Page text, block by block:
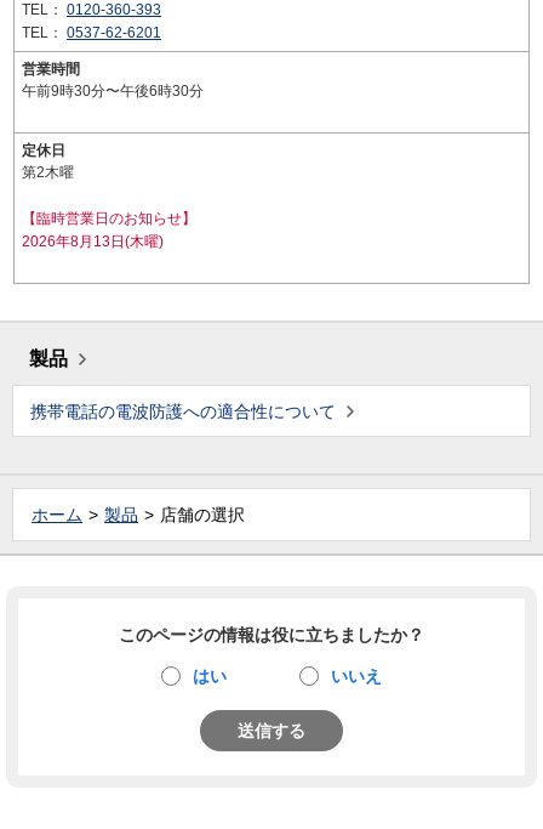
TEL： 0120-360-393
TEL： 0537-62-6201
営業時間
午前9時30分〜午後6時30分
定休日
第2木曜
【臨時営業日のお知らせ】
2026年8月13日(木曜)
製品
携帯電話の電波防護への適合性について
ホーム 製品 店舗の選択
このページの情報は役に立ちましたか？
はい いいえ
送信する